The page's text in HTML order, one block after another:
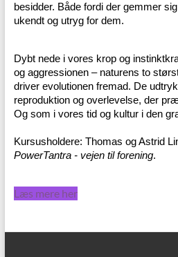
besidder. Både fordi der gemmer
ukendt og utryg for dem.
Dybt nede i vores krop og
og aggressionen – naturens to
driver evolutionen fremad. De
reproduktion og overlevelse, der
Og som i vores tid og kultur i den
Kursusholdere: Thomas og Astrid
PowerTantra - vejen til forening.
Læs mere her